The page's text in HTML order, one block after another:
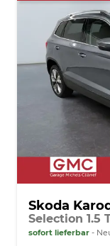
Skoda
sofort lieferbar